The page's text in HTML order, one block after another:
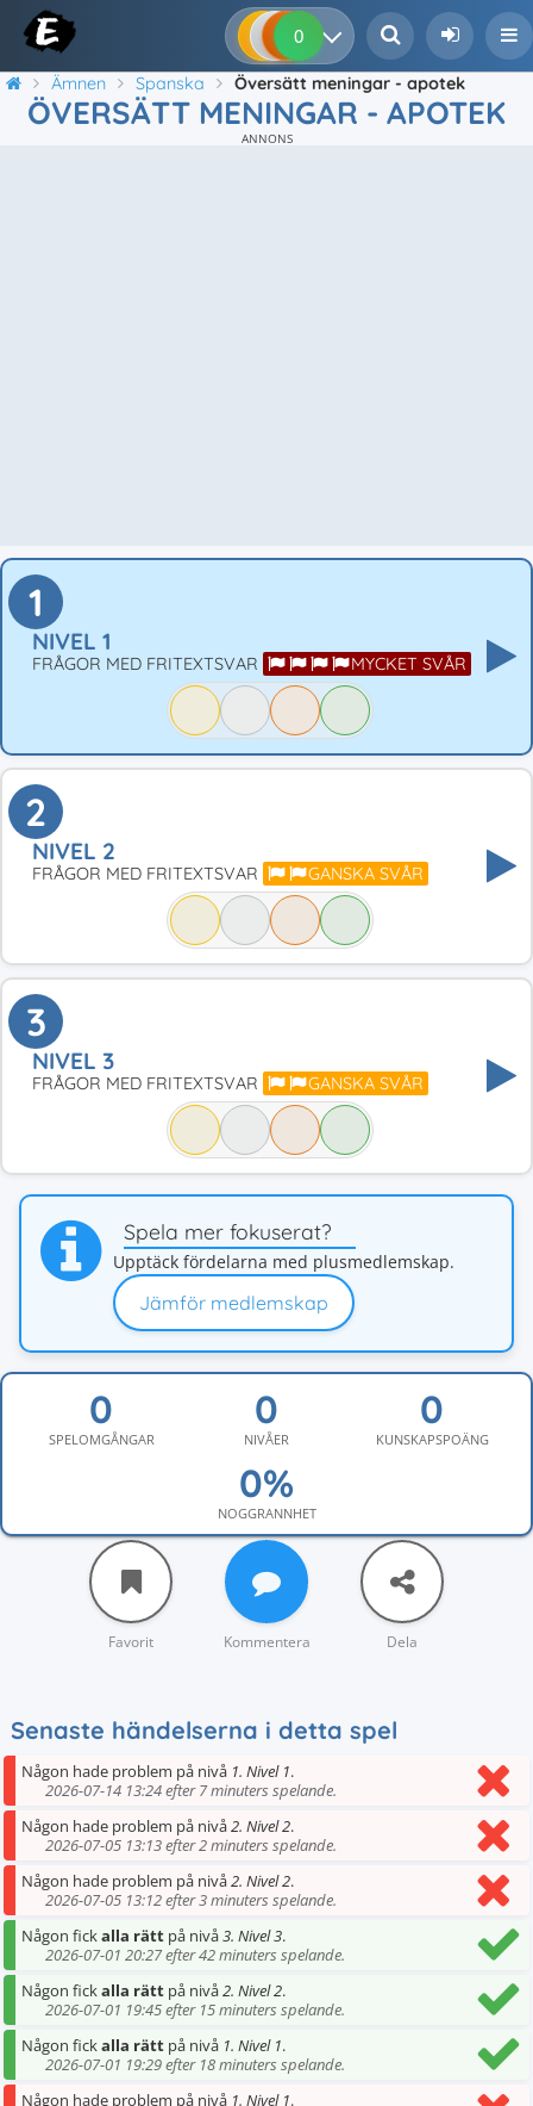
0 0 0
Ämnen Spanska Översätt meningar - apotek
ÖVERSÄTT MENINGAR - APOTEK
ANNONS
1
NIVEL 1
FRÅGOR MED FRITEXTSVAR MYCKET SVÅR
2
NIVEL 2
FRÅGOR MED FRITEXTSVAR GANSKA SVÅR
3
NIVEL 3
FRÅGOR MED FRITEXTSVAR GANSKA SVÅR
Spela mer fokuserat?
Upptäck fördelarna med plusmedlemskap.
Jämför medlemskap
SPELOMGÅNGAR NIVÅER KUNSKAPSPOÄNG
NOGGRANNHET
Favorit Kommentera Dela
Senaste händelserna i detta spel
Någon hade problem på nivå 1. Nivel 1.
2026-07-14 13:24 efter 7 minuters spelande.
Någon hade problem på nivå2. Nivel 2.
2026-07-05 13:13 efter 2 minuters spelande.
Någon hade problem på nivå2. Nivel 2.
2026-07-05 13:12 efter 3 minuters spelande.
Någon fickalla rätt på nivå3. Nivel 3.
2026-07-01 20:27 efter 42 minuters spelande.
Någon fickalla rätt på nivå2. Nivel 2.
2026-07-01 19:45 efter 15 minuters spelande.
Någon fickalla rätt på nivå 1. Nivel 1.
2026-07-01 19:29 efter 18 minuters spelande.
Någon hade problem på nivå 1. Nivel 1.